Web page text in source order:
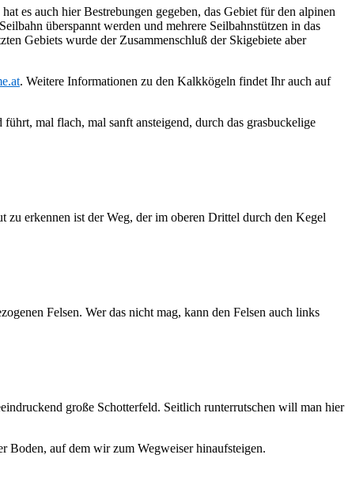
es auch hier Bestrebungen gegeben, das Gebiet für den alpinen
überspannt werden und mehrere Seilbahnstützen in das
Gebiets wurde der Zusammenschluß der Skigebiete aber
. Weitere Informationen zu den Kalkkögeln findet Ihr auch auf
mal flach, mal sanft ansteigend, durch das grasbuckelige
erkennen ist der Weg, der im oberen Drittel durch den Kegel
Felsen. Wer das nicht mag, kann den Felsen auch links
große Schotterfeld. Seitlich runterrutschen will man hier
Boden, auf dem wir zum Wegweiser hinaufsteigen.